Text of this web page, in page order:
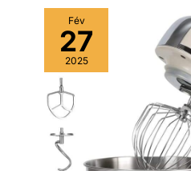
Fév
27
2025